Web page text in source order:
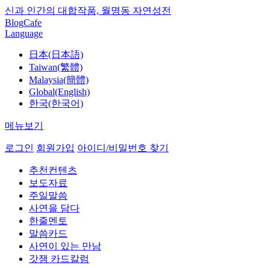
신과 인간의 대합작품, 월명동 자연성전
BlogCafe
Language
日本(日本語)
Taiwan(繁體)
Malaysia(簡體)
Global(English)
한국(한국어)
메뉴보기
로그인 회원가입 아이디/비밀번호 찾기
추천컨텐츠
보도자료
주일말씀
사연을 담다
한줄멘토
말씀카드
사연이 있는 만남
갓잼 카드칼럼